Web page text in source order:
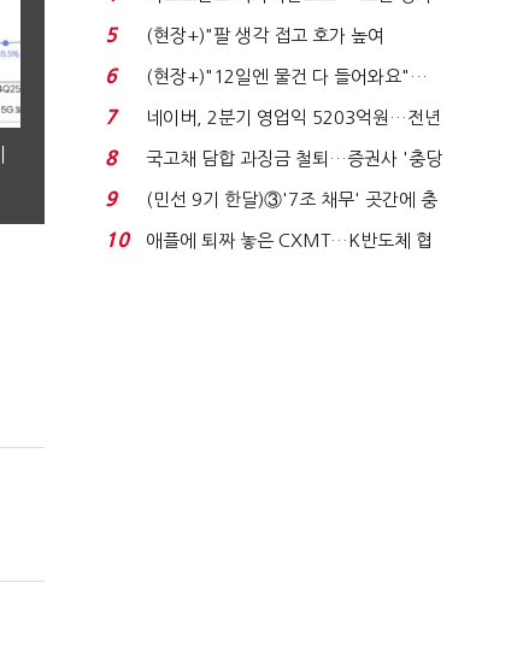
처분' 기준은 ...
5
(현장+)"팔 생각 접고 호가 높여
요"…'덜 똘똘한 한 채' 20...
6
(현장+)"12일엔 물건 다 들어와요"…
빈 매대 채우며 문 연 ...
7
네이버, 2분기 영업익 5203억원…전년
비 0.2% 감소...
8
국고채 담합 과징금 철퇴…증권사 '충당
금 폭탄' 우려...
9
(민선 9기 한달)③'7조 채무' 곳간에 충
격…추미애, 20년...
10
애플에 퇴짜 놓은 CXMT…K반도체 협